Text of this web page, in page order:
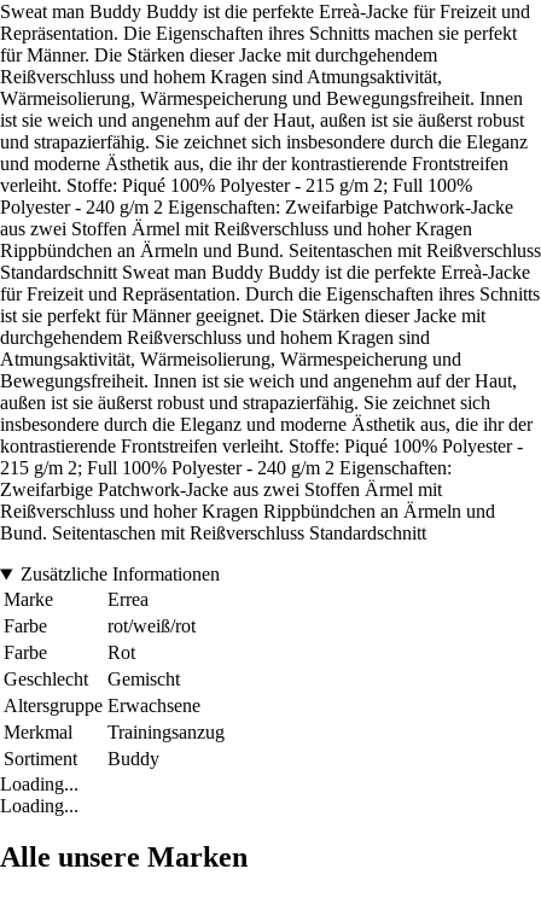
Sweat man Buddy Buddy ist die perfekte Erreà-Jacke für Freizeit und
Repräsentation. Die Eigenschaften ihres Schnitts machen sie perfekt
für Männer. Die Stärken dieser Jacke mit durchgehendem
Reißverschluss und hohem Kragen sind Atmungsaktivität,
Wärmeisolierung, Wärmespeicherung und Bewegungsfreiheit. Innen
ist sie weich und angenehm auf der Haut, außen ist sie äußerst robust
und strapazierfähig. Sie zeichnet sich insbesondere durch die Eleganz
und moderne Ästhetik aus, die ihr der kontrastierende Frontstreifen
verleiht. Stoffe: Piqué 100% Polyester - 215 g/m 2; Full 100%
Polyester - 240 g/m 2 Eigenschaften: Zweifarbige Patchwork-Jacke
aus zwei Stoffen Ärmel mit Reißverschluss und hoher Kragen
Rippbündchen an Ärmeln und Bund. Seitentaschen mit Reißverschluss
Standardschnitt Sweat man Buddy Buddy ist die perfekte Erreà-Jacke
für Freizeit und Repräsentation. Durch die Eigenschaften ihres Schnitts
ist sie perfekt für Männer geeignet. Die Stärken dieser Jacke mit
durchgehendem Reißverschluss und hohem Kragen sind
Atmungsaktivität, Wärmeisolierung, Wärmespeicherung und
Bewegungsfreiheit. Innen ist sie weich und angenehm auf der Haut,
außen ist sie äußerst robust und strapazierfähig. Sie zeichnet sich
insbesondere durch die Eleganz und moderne Ästhetik aus, die ihr der
kontrastierende Frontstreifen verleiht. Stoffe: Piqué 100% Polyester -
215 g/m 2; Full 100% Polyester - 240 g/m 2 Eigenschaften:
Zweifarbige Patchwork-Jacke aus zwei Stoffen Ärmel mit
Reißverschluss und hoher Kragen Rippbündchen an Ärmeln und
Bund. Seitentaschen mit Reißverschluss Standardschnitt
Zusätzliche Informationen
Marke
Errea
Farbe
rot/weiß/rot
Farbe
Rot
Geschlecht
Gemischt
Altersgruppe Erwachsene
Merkmal
Trainingsanzug
Sortiment
Buddy
Loading...
Loading...
Alle unsere Marken